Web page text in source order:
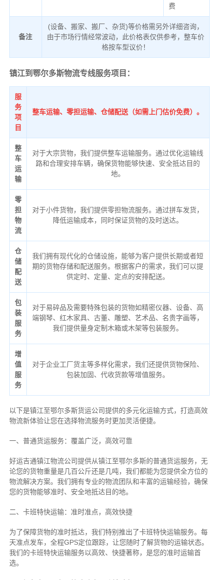
费
备注
(设备、搬家、搬厂、杂货)等价格需另外详细咨询，
由于市场行情经常波动，此价格表仅供参考，整车价
格按车型议价！
镇江到鄂尔多斯物流专线服务项目：
服
务
项
目
整车运输、零担运输、仓储配送（如需上门估价免费）。
整
车
运
输
对于大宗货物，我们提供整车运输服务。通过优化运输线
路和合理安排车辆，确保货物能够快速、安全抵达目的
地。
零
担
物
流
对于小件货物，我们提供零担物流服务。通过拼车发货，
降低运输成本，同时保证货物的及时送达。
仓
储
配
送
我们拥有现代化的仓储设施，能够为客户提供长期或者短
期的货物存储和配送服务。根据客户的需求，我们可以提
供定时、定量、定点的安排配送。
包
装
服
务
对于易碎品及需要特殊包装的货物如精密仪器、设备、高
端钢琴、红木家具、古董、雕塑、艺术品、名贵字画等，
我们提供量身定制木箱或木架等包装服务。
增
值
服
务
对于企业工厂货主等多样化需求，我们还提供货物保险、
包装加固、代收货款等增值服务。
以下是镇江至鄂尔多斯货运公司提供的多元化运输方式，打造高效
物流新体验让您在选择物流服务时更加灵活便捷。
一、普通货运服务：覆盖广泛，高效可靠
好运吉通镇江物流公司提供从镇江至鄂尔多斯的普通货运服务，无
论您的货物重量是几百公斤还是几吨，我们都能为您提供全方位的
物流解决方案。我们拥有专业的物流团队和丰富的运输经验，确保
您的货物能够准时、安全地抵达目的地。
二、卡班特快运输：准时准点，高效快捷
为了保障货物的准时抵达，我们特别推出了卡班特快运输服务。每
天准点发车，全程GPS定位跟踪，让您随时了解货物的运输状态。
我们的卡班特快运输服务以高效、快捷著称，是您的准时运输首
选。